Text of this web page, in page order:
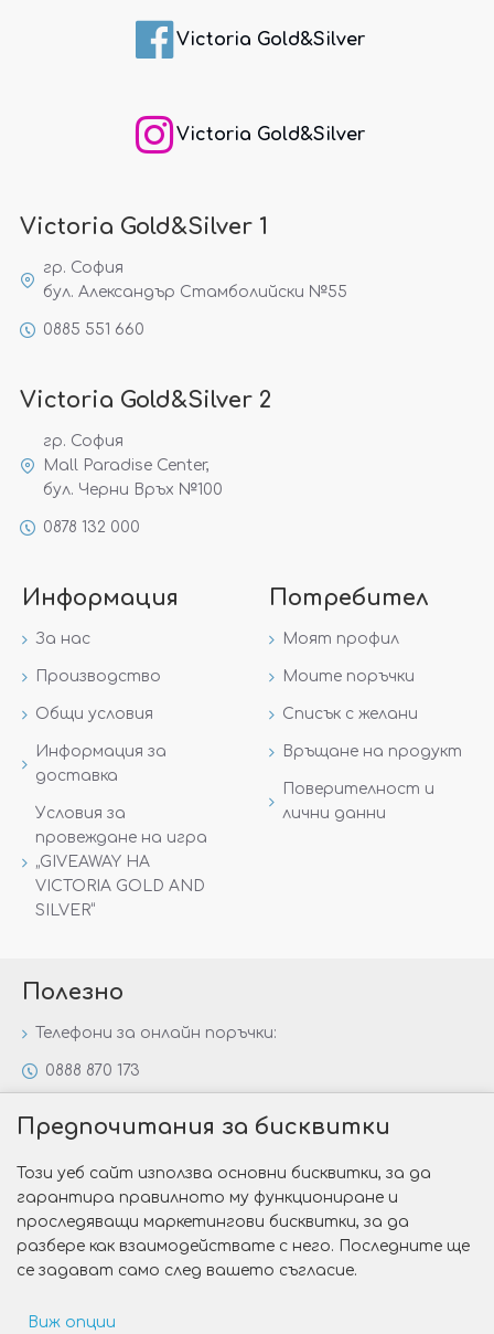
Victoria Gold&Silver
Victoria Gold&Silver
Victoria Gold&Silver 1
гр. София
бул. Александър Стамболийски №55
0885 551 660
Victoria Gold&Silver 2
гр. София
Mall Paradise Center,
бул. Черни Връх №100
0878 132 000
Информация
За нас
Производство
Общи условия
Информация за
доставка
Условия за
провеждане на игра
„GIVEAWAY НА
VICTORIA GOLD AND
SILVER“
Потребител
Моят профил
Моите поръчки
Списък с желани
Връщане на продукт
Поверителност и
лични данни
Полезно
Телефони за онлайн поръчки:
0888 870 173
Специални предложения
Защо да изберете Victoria Gold&Silver?
Как да изберем годежен пръстен?
Предпочитания за бисквитки
Този уеб сайт използва основни бисквитки, за да
гарантира правилното му функциониране и
проследяващи маркетингови бисквитки, за да
разбере как взаимодействате с него. Последните ще
се задават само след вашето съгласие.
Виж опции